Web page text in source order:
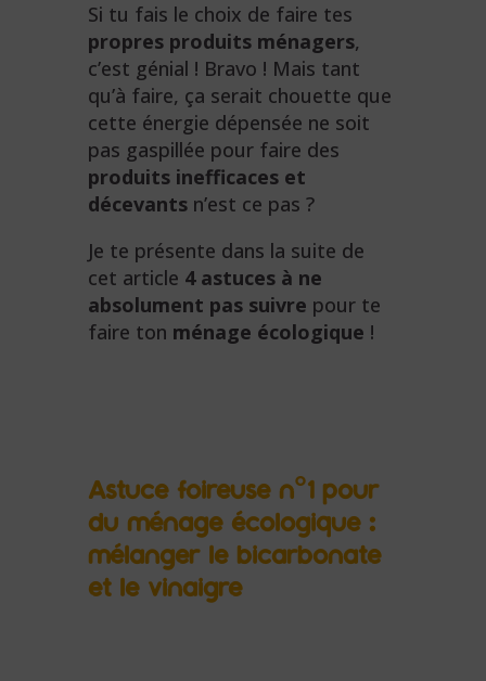
Si tu fais le choix de faire tes
propres produits ménagers,
c’est génial ! Bravo ! Mais tant
qu’à faire, ça serait chouette que
cette énergie dépensée ne soit
pas gaspillée pour faire des
produits inefficaces et
décevantsn’est ce pas ?
Je te présente dans la suite de
cet article 4 astuces à ne
absolument pas suivre pour te
faire ton ménage écologique !
Astuce foireuse n°1 pour
du ménage écologique :
mélanger le bicarbonate
et le vinaigre